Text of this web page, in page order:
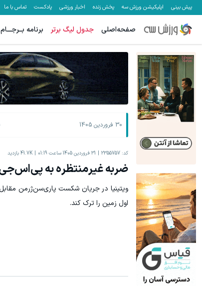
پیش بینی اپلیکیشن ورزش سه پخش زنده اخبار ورزشی پادکست تماس با ما
صفحه‌اصلی جدول لیگ برتر برنامه بــرجـــام
30 فروردين 1405
کد: 2355757 31 فروردين 1405 ساعت 01:19 41.7K بازدید
ضربه غیرمنتظره به پی‌اس‌جی
ویتینیا در جریان شکست پاری‌سن‌ژرمن
اول زمین را ترک کند.